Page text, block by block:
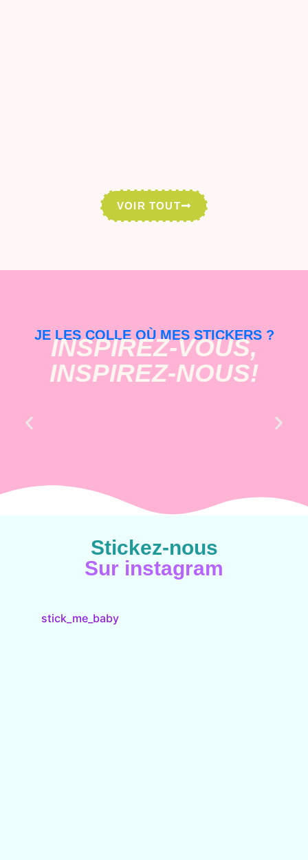
VOIR TOUT
JE LES COLLE OÙ MES STICKERS ?
INSPIREZ-VOUS,
INSPIREZ-NOUS!
Stickez-nous
Sur instagram
stick_me_baby